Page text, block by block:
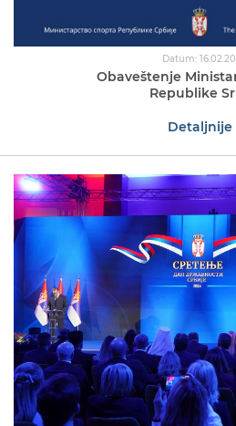
Datum:
Obaveštenje
Republike
Detaljnije